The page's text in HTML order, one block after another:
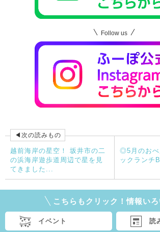
Follow us
◀次の読みもの
越前海岸の星空！ 坂井市の二
の浜海岸遊歩道周辺で星を見
てきました...
◎5月のおべ
ックランチ
こちらもクリック！情報いろ
イベント 読